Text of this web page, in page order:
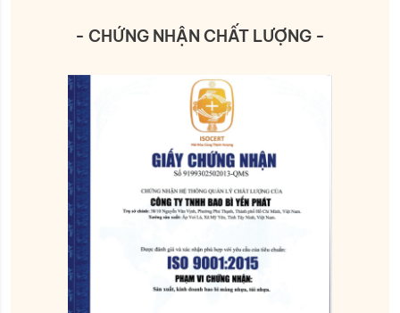
- CHỨNG NHẬN CHẤT LƯỢNG -